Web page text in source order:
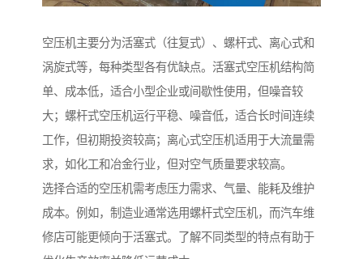
空压机主要分为活塞式（往复式）、螺杆式、离心式和
涡旋式等，每种类型各有优缺点。活塞式空压机结构简
单、成本低，适合小型企业或间歇性使用，但噪音较
大；螺杆式空压机运行平稳、噪音低，适合长时间连续
工作，但初期投资较高；离心式空压机适用于大流量需
求，如化工和冶金行业，但对空气质量要求较高。
选择合适的空压机需考虑压力需求、气量、能耗及维护
成本。例如，制造业通常选用螺杆式空压机，而汽车维
修店可能更倾向于活塞式。了解不同类型的特点有助于